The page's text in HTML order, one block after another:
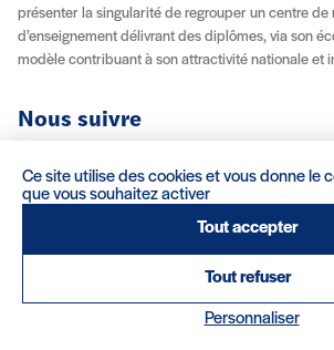
présenter la singularité de regrouper un centre de
d’enseignement délivrant des diplômes, via son
modèle contribuant à son attractivité nationale et
Nous suivre
YoutubeInstagramFacebookX (Twitter)
LinkedinFlux RSS
À propos
Recrutement Locations
(nouvelle fenêtre)
Ce site utilise des cookies et vous donne le
que vous souhaitez activer
Tout accepter
Tout refuser
Personnaliser